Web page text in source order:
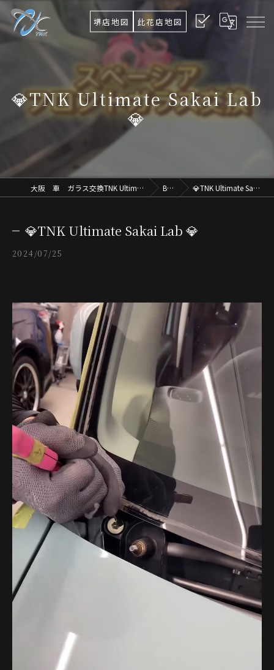
堺店地図 此花店地図
💎TNK Ultimate Sakai Lab
💎
大阪 車 ガラス交換TNK Ultimate Osaka.Lab Blog 💎TNK Ultimate Sakai Lab 💎
💎TNK Ultimate Sakai Lab 💎
2024/07/25